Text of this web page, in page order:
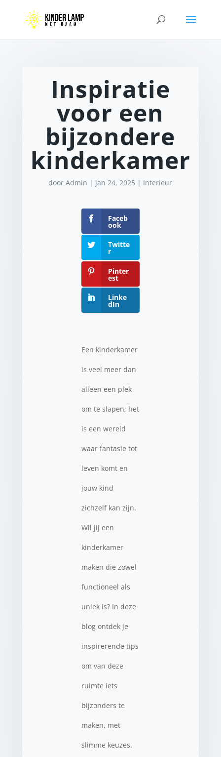
Inspiratie
voor een
bijzondere
kinderkamer
doorAdmin | jan 24, 2025 | Interieur
Faceb
ook
Twitte
r
Pinter
est
Linke
dIn
Een kinderkamer
is veel meer dan
alleen een plek
om te slapen; het
is een wereld
waar fantasie tot
leven komt en
jouw kind
zichzelf kan zijn.
Wil jij een
kinderkamer
maken die zowel
functioneel als
uniek is? In deze
blog ontdek je
inspirerende tips
om van deze
ruimte iets
bijzonders te
maken, met
slimme keuzes.